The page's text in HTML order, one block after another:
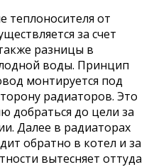
теплоносителя от
за счет
разницы в
воды. Принцип
монтируется под
радиаторов. Это
добраться до цели за
Далее в радиаторах
обратно в котел и за
вытесняет оттуда